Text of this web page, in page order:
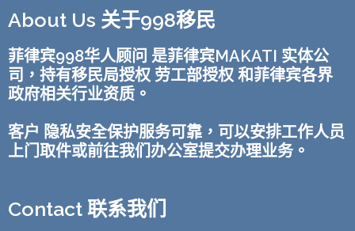
About Us 关于998移民
菲律宾998华人顾问 是菲律宾MAKATI 实体公
司，持有移民局授权 劳工部授权 和菲律宾各界
政府相关行业资质。
客户 隐私安全保护服务可靠，可以安排工作人员
上门取件或前往我们办公室提交办理业务。
Contact 联系我们